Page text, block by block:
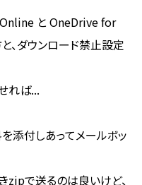
Online と OneDrive for
、ダウンロード禁止設定
れば...
添付しあってメールボッ
zipで送るのは良いけど、